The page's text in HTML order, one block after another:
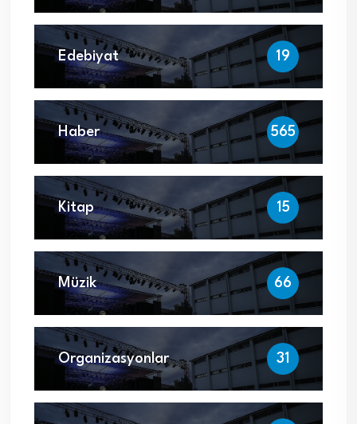
Edebiyat 19
Haber 565
Kitap 15
Müzik 66
Organizasyonlar 31